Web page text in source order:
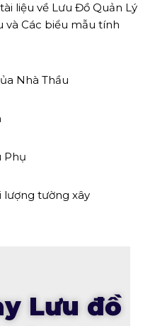
liệu về Lưu Đồ Quản Lý
và Các biểu mẫu tính
Nhà Thầu
Phụ
tường xây
Lưu đồ